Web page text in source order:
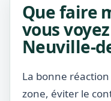
Que faire
vous
Neuville-
La bonne
zone, éviter le